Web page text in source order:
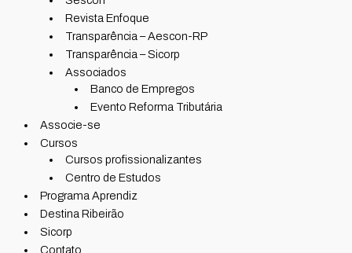
Revista Enfoque
Transparência – Aescon-RP
Transparência – Sicorp
Associados
Banco de Empregos
Evento Reforma Tributária
Associe-se
Cursos
Cursos profissionalizantes
Centro de Estudos
Programa Aprendiz
Destina Ribeirão
Sicorp
Contato